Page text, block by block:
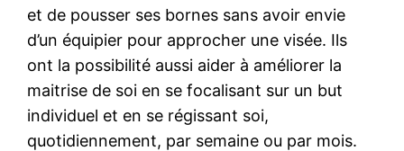
et de pousser ses bornes sans avoir envie
d’un équipier pour approcher une visée. Ils
ont la possibilité aussi aider à améliorer la
maitrise de soi en se focalisant sur un but
individuel et en se régissant soi,
quotidiennement, par semaine ou par mois.